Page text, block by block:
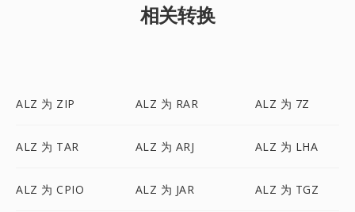
相关转换
ALZ 为 ZIP ALZ 为 RAR ALZ 为 7Z
ALZ 为 TAR ALZ 为 ARJ ALZ 为 LHA
ALZ 为 CPIO ALZ 为 JAR ALZ 为 TGZ